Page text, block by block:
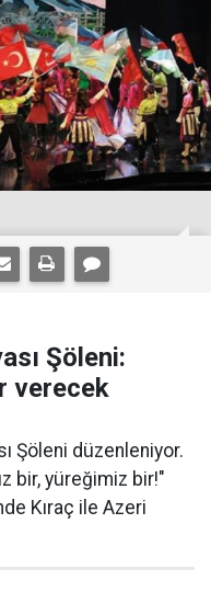
Şöleni:
verecek
Şöleni düzenleniyor.
bir, yüreğimiz bir!"
Kıraç ile Azeri